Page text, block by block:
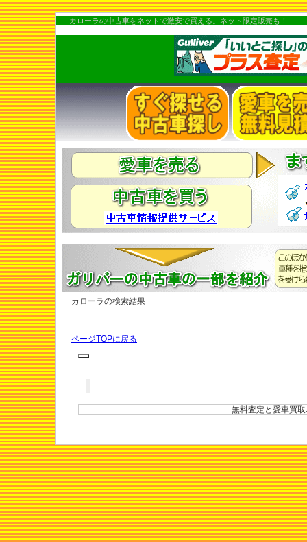
カローラの中古車をネットで激安で買える。ネット限定販売も！
カローラの検索結果
ページTOPに戻る
無料査定と愛車買